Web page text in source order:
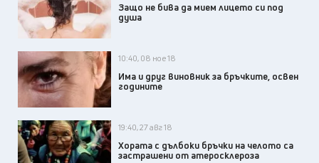
Защо не бива да мием лицето си под
душа
10:40, 08 ное 18
Има и друг виновник за бръчките, освен
годините
19:40, 27 авг 18
Хората с дълбоки бръчки на челото са
застрашени от атеросклероза